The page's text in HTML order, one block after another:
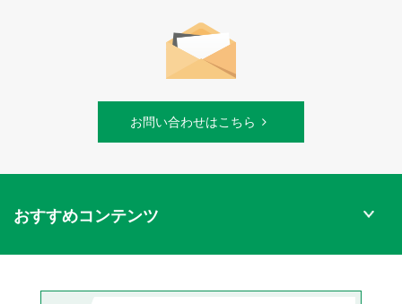
お問い合わせはこちら
おすすめコンテンツ